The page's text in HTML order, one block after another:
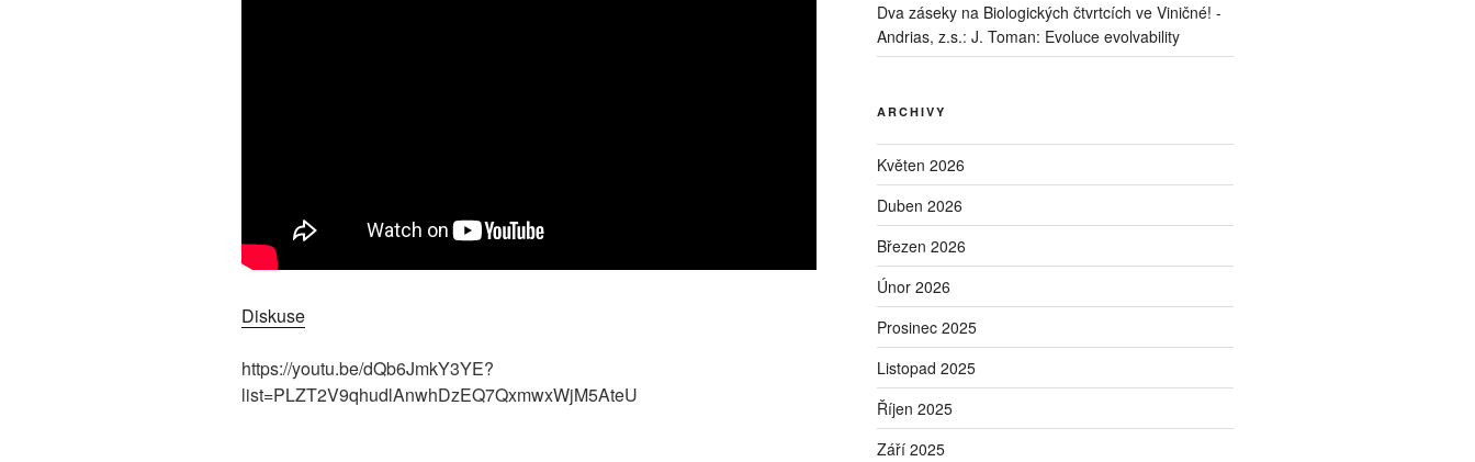
Diskuse
https://youtu.be/dQb6JmkY3YE?
list=PLZT2V9qhudlAnwhDzEQ7QxmwxWjM5AteU
Dva záseky na Biologických čtvrtcích ve Viničné! -
Andrias, z.s.: J. Toman: Evoluce evolvability
ARCHIVY
Květen 2026
Duben 2026
Březen 2026
Únor 2026
Prosinec 2025
Listopad 2025
Říjen 2025
Září 2025